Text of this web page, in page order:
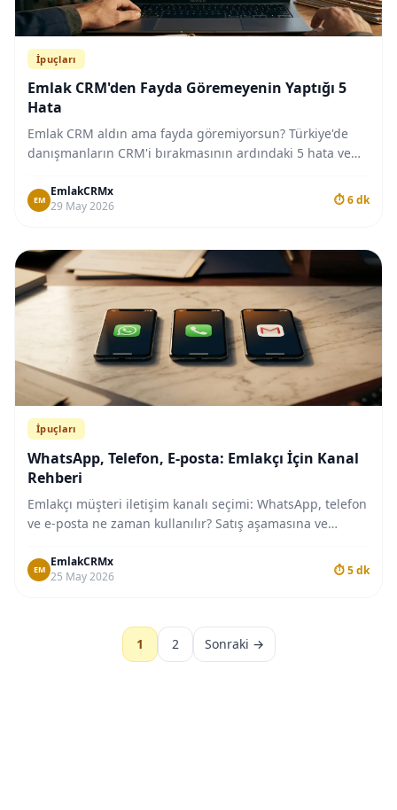
İpuçları
Emlak CRM'den Fayda Göremeyenin Yaptığı 5
Hata
Emlak CRM aldın ama fayda göremiyorsun? Türkiye'de
danışmanların CRM'i bırakmasının ardındaki 5 hata ve
EM
EmlakCRMx
29 May 2026
⏱ 6 dk
İpuçları
WhatsApp, Telefon, E-posta: Emlakçı İçin Kanal
Rehberi
Emlakçı müşteri iletişim kanalı seçimi: WhatsApp, telefon
ve e-posta ne zaman kullanılır? Satış aşamasına ve
EM
EmlakCRMx
25 May 2026
⏱ 5 dk
1 2 Sonraki →